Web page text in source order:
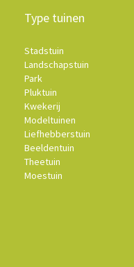
Type tuinen
Stadstuin
Landschapstuin
Park
Pluktuin
Kwekerij
Modeltuinen
Liefhebberstuin
Beeldentuin
Theetuin
Moestuin